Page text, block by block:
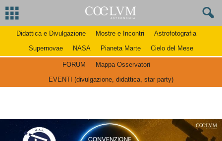
Didattica e Divulgazione Mostre e Incontri
Astrofotografia
Supernovae
NASA Pianeta Marte Cielo del Mese
FORUM
Mappa Osservatori
EVENTI (divulgazione, didattica, star party)